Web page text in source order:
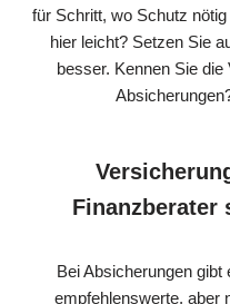
für Schritt, wo Schutz
hier leicht? Setzen Sie
besser. Kennen Sie
Finanzberater
Bei Absicherungen
empfehlenswerte, aber